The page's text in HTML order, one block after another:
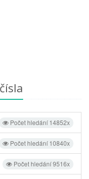
Počet hledání 14852x
Počet hledání 10840x
Počet hledání 9516x